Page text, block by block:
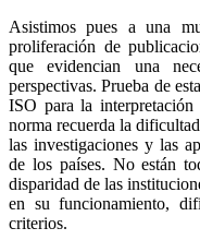
Asistimos pues a una
proliferación de
que evidencian una
perspectivas. Prueba de
ISO para la
norma recuerda la
las investigaciones y las
de los países. No están
disparidad de las
en su funcionamiento,
criterios.